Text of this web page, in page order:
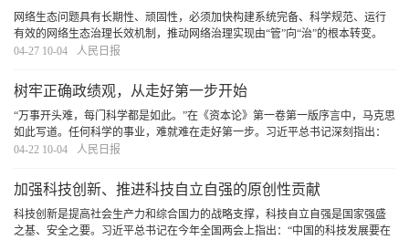
网络生态问题具有长期性、顽固性，必须加快构建系统完备、科学规范、运行
有效的网络生态治理长效机制，推动网络治理实现由“管”向“治”的根本转变。
[详细]
04-27 10-04 人民日报
树牢正确政绩观，从走好第一步开始
“万事开头难，每门科学都是如此。”在《资本论》第一卷第一版序言中，马克思
如此写道。任何科学的事业，难就难在走好第一步。习近平总书记深刻指出：
“第一步走错了就不行。如果抱着当官谋利的想法，那做的一切事情都不会对。”
04-22 10-04 人民日报
加强科技创新、推进科技自立自强的原创性贡献
科技创新是提高社会生产力和综合国力的战略支撑，科技自立自强是国家强盛
之基、安全之要。习近平总书记在今年全国两会上指出：“中国的科技发展要在